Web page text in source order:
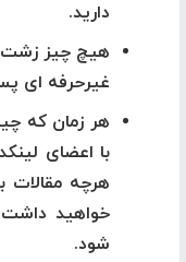
دارید.
هیچ چیز زشت،
غیرحرفه ای
هر زمان که
با اعضای
هرچه مقالات
خواهید
شود.